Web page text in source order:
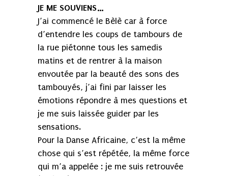
JE ME SOUVIENS…
J’ai commencé le Bèlè car à force
d’entendre les coups de tambours de
la rue piétonne tous les samedis
matins et de rentrer à la maison
envoutée par la beauté des sons des
tambouyés, j’ai fini par laisser les
émotions répondre à mes questions et
je me suis laissée guider par les
sensations.
Pour la Danse Africaine, c’est la même
chose qui s’est répétée, la même force
qui m’a appelée : je me suis retrouvée